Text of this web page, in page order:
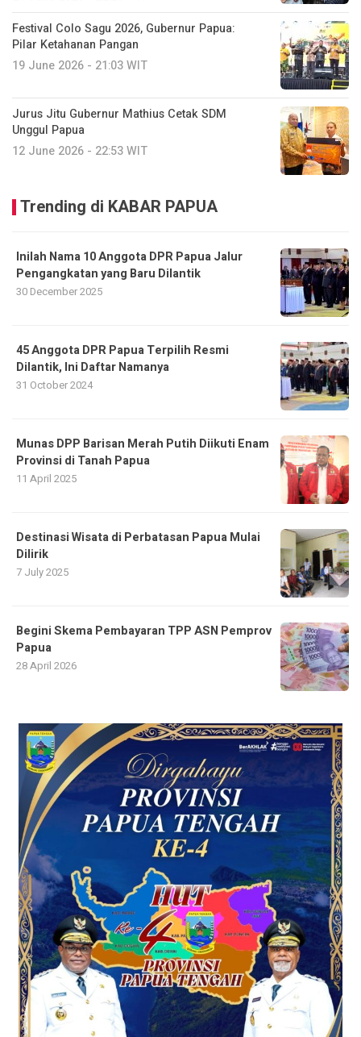
Festival Colo Sagu 2026, Gubernur Papua:
Pilar Ketahanan Pangan
19 June 2026 - 21:03 WIT
Jurus Jitu Gubernur Mathius Cetak SDM
Unggul Papua
12 June 2026 - 22:53 WIT
Trending di KABAR PAPUA
Inilah Nama 10 Anggota DPR Papua Jalur
Pengangkatan yang Baru Dilantik
30 December 2025
45 Anggota DPR Papua Terpilih Resmi
Dilantik, Ini Daftar Namanya
31 October 2024
Munas DPP Barisan Merah Putih Diikuti Enam
Provinsi di Tanah Papua
11 April 2025
Destinasi Wisata di Perbatasan Papua Mulai
Dilirik
7 July 2025
Begini Skema Pembayaran TPP ASN Pemprov
Papua
28 April 2026